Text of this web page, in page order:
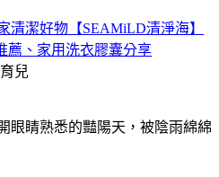
清潔好物【SEAMiLD清淨海】
薦、家用洗衣膠囊分享
兒
眼睛熟悉的豔陽天，被陰雨綿綿